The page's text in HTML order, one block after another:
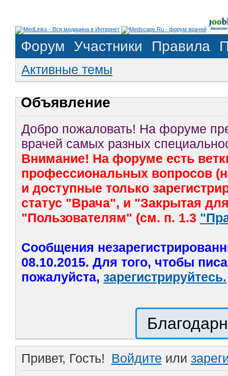
Форум Участники Правила
Активные темы
Объявление
Добро пожаловать! На форуме
врачей самых разных
Внимание! На форуме есть
профессиональных вопросов
и доступные только
статус "Врача", и "Закрытая
"Пользователям" (см. п. 1.3
Сообщения
08.10.2015. Для того, чтобы
пожалуйста, зарегистрируйтесь.
Привет, Гость! Войдите или